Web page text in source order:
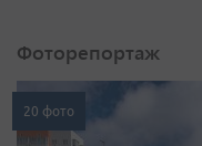
Фоторепортаж
20 фото